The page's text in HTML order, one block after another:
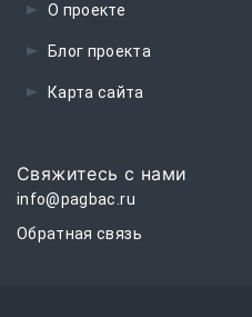
О проекте
Блог проекта
Карта сайта
Свяжитесь с нами
info@pagbac.ru
Обратная связь